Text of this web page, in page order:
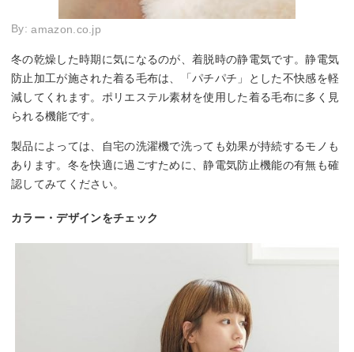
By:amazon.co.jp
冬の乾燥した時期に気になるのが、着脱時の静電気です。静電気
防止加工が施された着る毛布は、「パチパチ」とした不快感を軽
減してくれます。ポリエステル素材を使用した着る毛布に多く見
られる機能です。
製品によっては、自宅の洗濯機で洗っても効果が持続するモノも
あります。冬を快適に過ごすために、静電気防止機能の有無も確
認してみてください。
カラー・デザインをチェック